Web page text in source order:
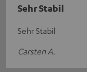
Sehr Stabil
Sehr Stabil
Carsten A.